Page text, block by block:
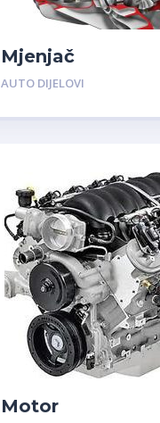
Mjenjač
AUTO DIJELOVI
Motor